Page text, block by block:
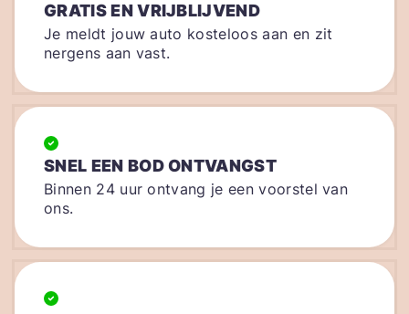
GRATIS EN VRIJBLIJVEND
Je meldt jouw auto kosteloos aan en zit
nergens aan vast.
SNEL EEN BOD ONTVANGST
Binnen 24 uur ontvang je een voorstel van
ons.